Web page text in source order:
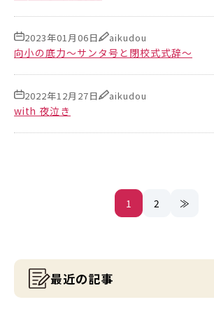
向小の底力～サンタ号と閉校式式辞～
2023年01月06日 aikudou
with 夜泣き
2022年12月27日 aikudou
1 2 ≫
最近の記事